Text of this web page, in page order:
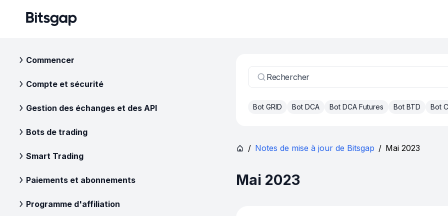
Commencer
Compte et sécurité
Gestion des échanges et des API
Bots de trading
Smart Trading
Paiements et abonnements
Programme d'affiliation
Rechercher
Bot GRID Bot DCA Bot DCA Futures Bot BTD Bot
/ Notes de mise à jour de Bitsgap / Mai 2023
Mai 2023